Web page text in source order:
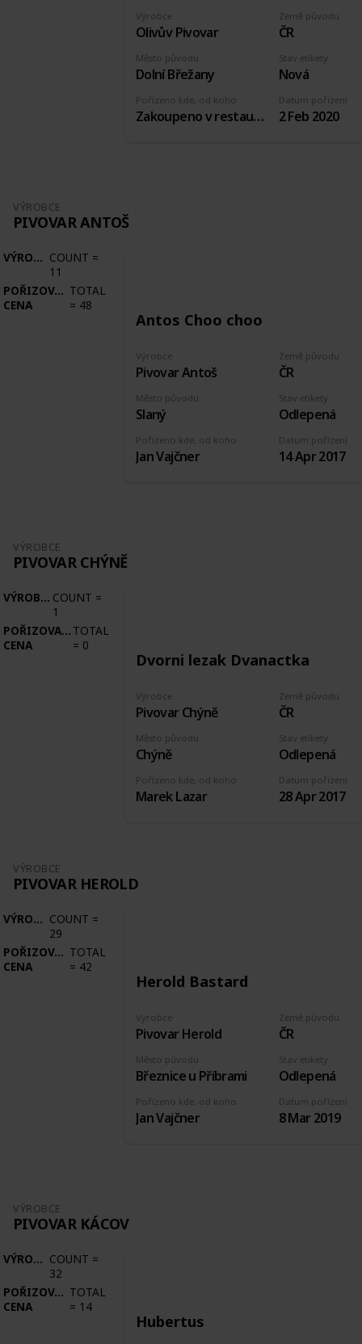
Výrobce
Olivův Pivovar
Země původu
ČR
Pořízeno kde, od koho
Zakoupeno v restauraci pivovaru
Stav etikety
Nová
Datum pořízení
2 Feb 2020
Město původu
Dolní Břežany
VÝROBCE
PIVOVAR ANTOŠ
VÝROBCE COUNT =
11
POŘIZOVACÍ
CENA
TOTAL
= 48
Antos Choo choo
Výrobce
Pivovar Antoš
Země původu
ČR
Pořízeno kde, od koho
Jan Vajčner
Stav etikety
Odlepená
Datum pořízení
14 Apr 2017
Město původu
Slaný
VÝROBCE
PIVOVAR CHÝNĚ
VÝROBCE COUNT =
1
POŘIZOVACÍ
CENA
TOTAL
= 0
Dvorni lezak Dvanactka
Výrobce
Pivovar Chýně
Země původu
ČR
Pořízeno kde, od koho
Marek Lazar
Stav etikety
Odlepená
Datum pořízení
28 Apr 2017
Město původu
Chýně
VÝROBCE
PIVOVAR HEROLD
VÝROBCE COUNT =
29
POŘIZOVACÍ
CENA
TOTAL
= 42
Herold Bastard
Výrobce
Pivovar Herold
Země původu
ČR
Pořízeno kde, od koho
Jan Vajčner
Stav etikety
Odlepená
Datum pořízení
8 Mar 2019
Město původu
Březnice u Příbrami
VÝROBCE
PIVOVAR KÁCOV
VÝROBCE COUNT =
32
POŘIZOVACÍ
CENA
TOTAL
= 14
Hubertus